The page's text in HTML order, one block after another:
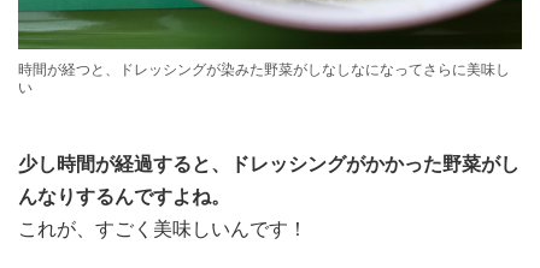
時間が経つと、ドレッシングが染みた野菜がしなしなになってさらに美味し
い
少し時間が経過すると、ドレッシングがかかった野菜がし
んなりするんですよね。
これが、すごく美味しいんです！